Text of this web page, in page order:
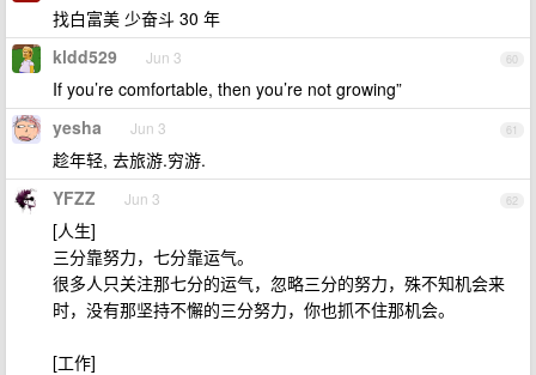
找白富美 少奋斗 30 年
60
kldd529 Jun 3
If you’re comfortable, then you’re not growing”
61
yesha Jun 3
趁年轻, 去旅游.穷游.
62
YFZZ Jun 3
[人生]
三分靠努力，七分靠运气。
很多人只关注那七分的运气，忽略三分的努力，殊不知机会来
时，没有那坚持不懈的三分努力，你也抓不住那机会。
[工作]